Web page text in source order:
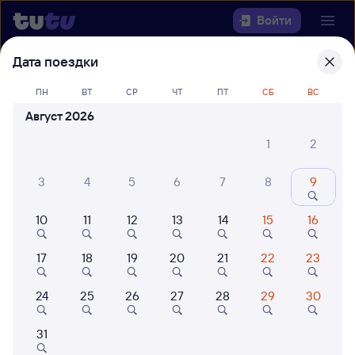
Войти
билеты Могилев-1 — Жодино
Откуда
Найти поезда
Дата поездки
ПН ВТ СР ЧТ ПТ СБ ВС
Август 2026
1
2
3 4 5 6 7 8 9
10 11 12 13 14 15 16
17 18 19 20 21 22 23
24 25 26 27 28 29 30
31